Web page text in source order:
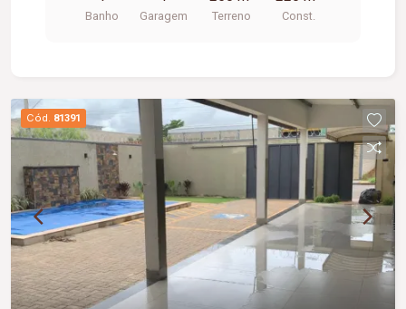
Banho Garagem Terreno Const.
Cód. 81391